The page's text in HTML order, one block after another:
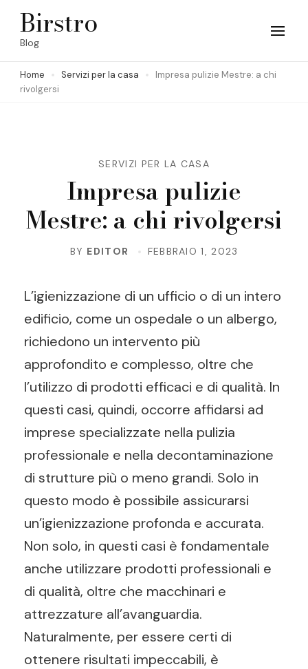
Skip
(Press
Birstro
Blog
Home Servizi per la casa
Impresa pulizie Mestre: a chi
rivolgersi
SERVIZI PER LA CASA
Impresa pulizie
Mestre: a chi rivolgersi
BY EDITOR FEBBRAIO 1, 2023
L’igienizzazione di un ufficio o di un intero
edificio, come un ospedale o un albergo,
richiedono un intervento più
approfondito e complesso, oltre che
l’utilizzo di prodotti efficaci e di qualità. In
questi casi, quindi, occorre affidarsi ad
imprese specializzate nella pulizia
professionale e nella decontaminazione
di strutture più o meno grandi. Solo in
questo modo è possibile assicurarsi
un’igienizzazione profonda e accurata.
Non solo, in questi casi è fondamentale
anche utilizzare prodotti professionali e
di qualità, oltre che macchinari e
attrezzature all’avanguardia.
Naturalmente, per essere certi di
ottenere risultati impeccabili, è